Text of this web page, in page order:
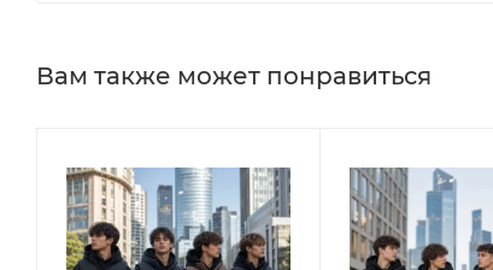
Вам также может понравиться